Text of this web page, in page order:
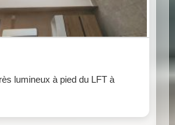
lumineux à pied du LFT à